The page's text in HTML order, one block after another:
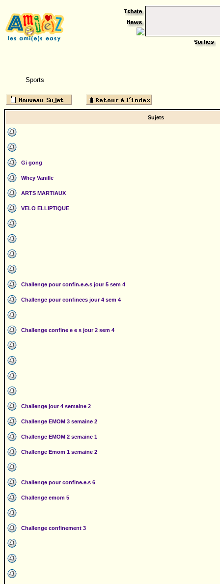
Sports
Sujets
Gi gong
Whey Vanille
ARTS MARTIAUX
VELO ELLIPTIQUE
Challenge pour confin.e.e.s jour 5 sem 4
Challenge pour confinees jour 4 sem 4
Challenge confine e e s jour 2 sem 4
Challenge jour 4 semaine 2
Challenge EMOM 3 semaine 2
Challenge EMOM 2 semaine 1
Challenge Emom 1 semaine 2
Challenge pour confine.e.s 6
Challenge emom 5
Challenge confinement 3